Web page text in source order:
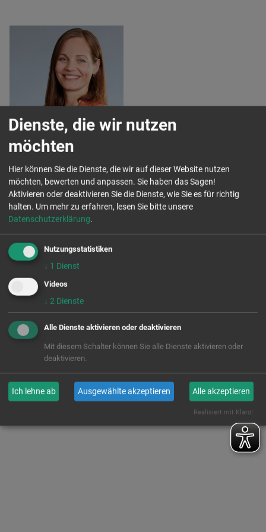
Gesine
Lohmann
Referentin
Vernetzung im Landkreis
Sächsische Schweiz-
Osterzgebirge
Lokal Vernetzen
Tel. 03501 46 08 81
Mobil: 01577/ 791 66 91
g.lohmann@aktion-
Dienste, die wir nutzen
möchten
Hier können Sie die Dienste, die wir auf dieser Website nutzen
möchten, bewerten und anpassen. Sie haben das Sagen!
Aktivieren oder deaktivieren Sie die Dienste, wie Sie es für richtig
halten. Um mehr zu erfahren, lesen Sie bitte unsere
Datenschutzerklärung.
Nutzungsstatistiken
↓ 1 Dienst
Videos
↓ 2 Dienste
Alle Dienste aktivieren oder deaktivieren
Mit diesem Schalter können Sie alle Dienste aktivieren oder
deaktivieren.
Ich lehne ab Ausgewählte akzeptieren Alle akzeptieren
Realisiert mit Klaro!